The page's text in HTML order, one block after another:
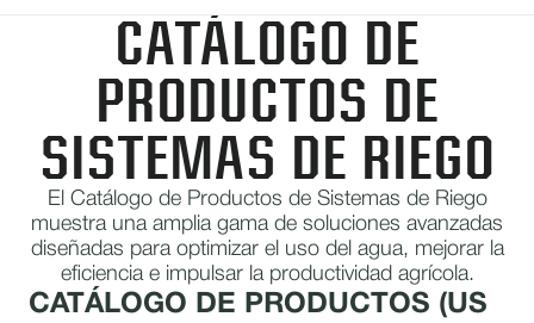
CATÁLOGO DE
PRODUCTOS DE
SISTEMAS DE RIEGO
El Catálogo de Productos de Sistemas de Riego
muestra una amplia gama de soluciones avanzadas
diseñadas para optimizar el uso del agua, mejorar la
eficiencia e impulsar la productividad agrícola.
CATÁLOGO DE PRODUCTOS (US